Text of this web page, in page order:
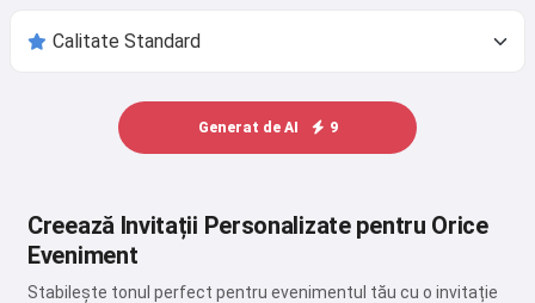
Generat de AI 9
Creează Invitații Personalizate pentru Orice
Eveniment
Stabilește tonul perfect pentru evenimentul tău cu o invitație